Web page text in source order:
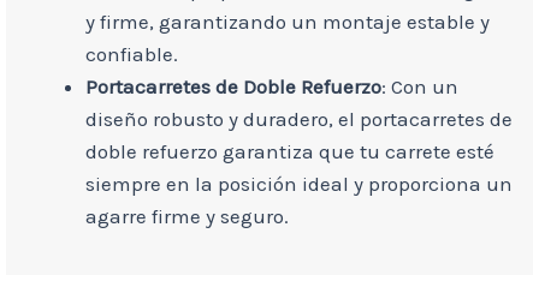
y firme, garantizando un montaje estable y
confiable.
Portacarretes de Doble Refuerzo: Con un
diseño robusto y duradero, el portacarretes de
doble refuerzo garantiza que tu carrete esté
siempre en la posición ideal y proporciona un
agarre firme y seguro.